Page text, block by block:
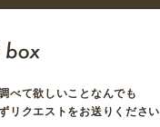
べて欲しいことなんでも
リクエストをお送りください